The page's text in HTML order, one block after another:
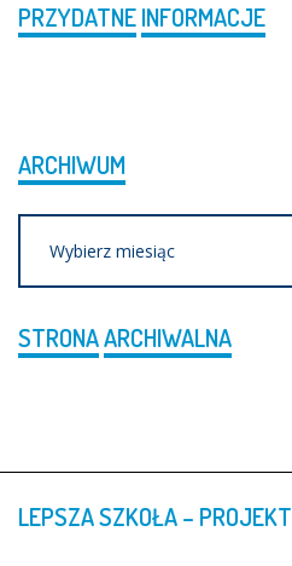
PRZYDATNEINFORMACJE
ARCHIWUM
STRONAARCHIWALNA
LEPSZASZKOŁA– PROJEKT